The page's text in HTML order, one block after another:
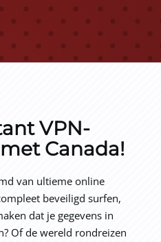
VPN-
Canada!
van ultieme online
beveiligd surfen,
dat je gegevens in
Of de wereld rondreizen